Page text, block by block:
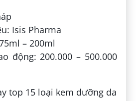
Isis Pharma
– 200ml
động: 200.000 – 500.000